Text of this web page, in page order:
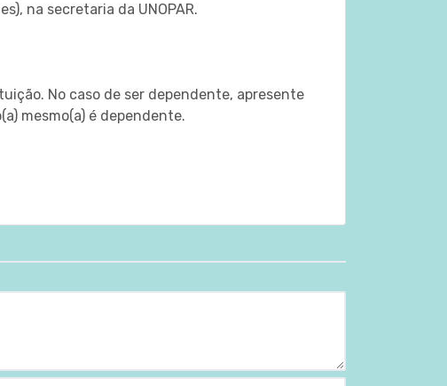
na secretaria da UNOPAR.
No caso de ser dependente, apresente
mesmo(a) é dependente.